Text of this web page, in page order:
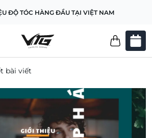
ĐỘ TÓC HÀNG ĐẦU TẠI VIỆT NAM
menu
bài viết